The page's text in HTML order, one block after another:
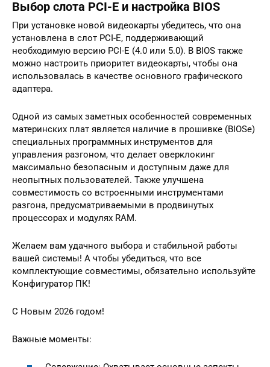
Выбор слота PCI-E и настройка BIOS
При установке новой видеокарты убедитесь, что она
установлена в слот PCI-E, поддерживающий
необходимую версию PCI-E (4.0 или 5.0). В BIOS также
можно настроить приоритет видеокарты, чтобы она
использовалась в качестве основного графического
адаптера.
Одной из самых заметных особенностей современных
материнских плат является наличие в прошивке (BIOSе)
специальных программных инструментов для
управления разгоном, что делает оверклокинг
максимально безопасным и доступным даже для
неопытных пользователей. Также улучшена
совместимость со встроенными инструментами
разгона, предусматриваемыми в продвинутых
процессорах и модулях RAM.
Желаем вам удачного выбора и стабильной работы
вашей системы! А чтобы убедиться, что все
комплектующие совместимы, обязательно используйте
Конфигуратор ПК!
С Новым 2026 годом!
Важные моменты: